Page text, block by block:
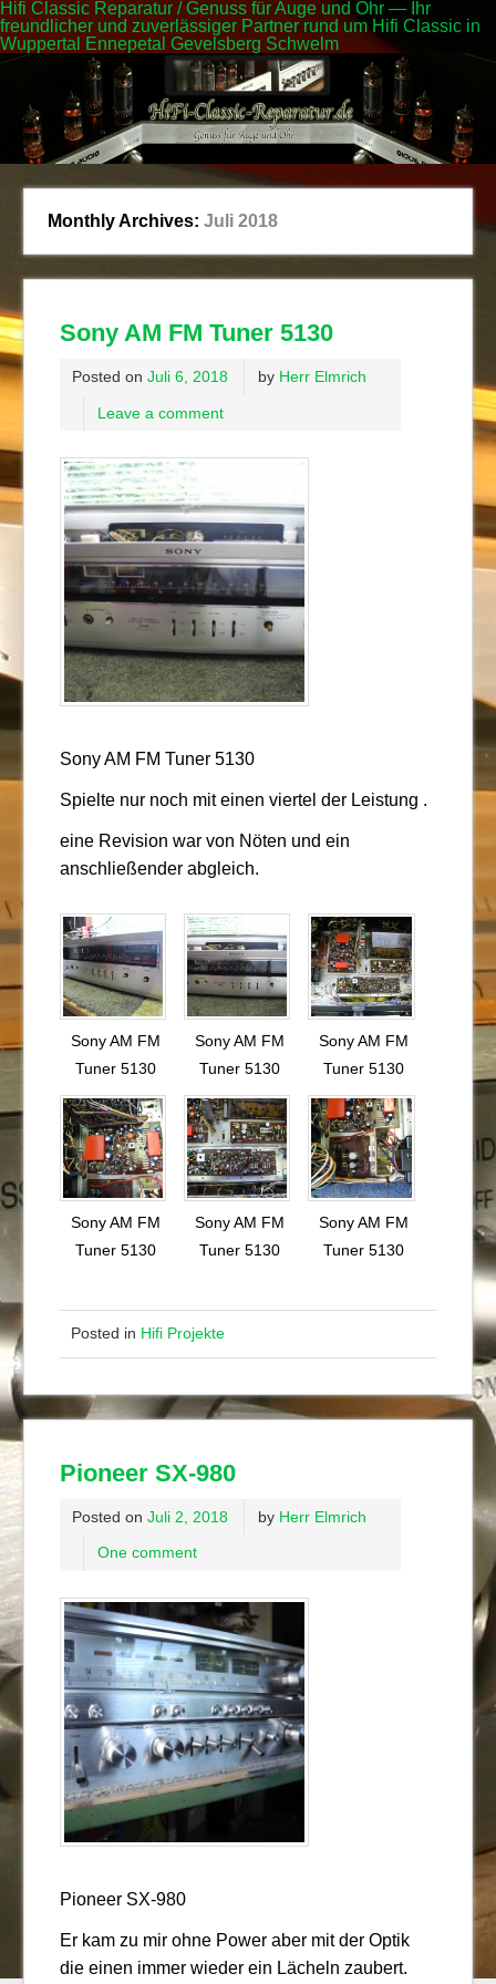
Hifi Classic Reparatur / Genuss für Auge und Ohr — Ihr
freundlicher und zuverlässiger Partner rund um Hifi Classic in
Wuppertal Ennepetal Gevelsberg Schwelm
Monthly Archives: Juli 2018
Sony AM FM Tuner 5130
Posted on Juli 6, 2018 by Herr Elmrich
Leave a comment
Sony AM FM Tuner 5130
Spielte nur noch mit einen viertel der Leistung .
eine Revision war von Nöten und ein
anschließender abgleich.
Sony AM FM
Tuner 5130
Sony AM FM
Tuner 5130
Sony AM FM
Tuner 5130
Sony AM FM
Tuner 5130
Sony AM FM
Tuner 5130
Sony AM FM
Tuner 5130
Posted in Hifi Projekte
Pioneer SX-980
Posted on Juli 2, 2018 by Herr Elmrich
One comment
Pioneer SX-980
Er kam zu mir ohne Power aber mit der Optik
die einen immer wieder ein Lächeln zaubert.